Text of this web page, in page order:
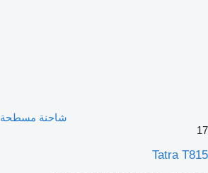
شاحنة مسطحة Tatra T815
17
Tatra T815